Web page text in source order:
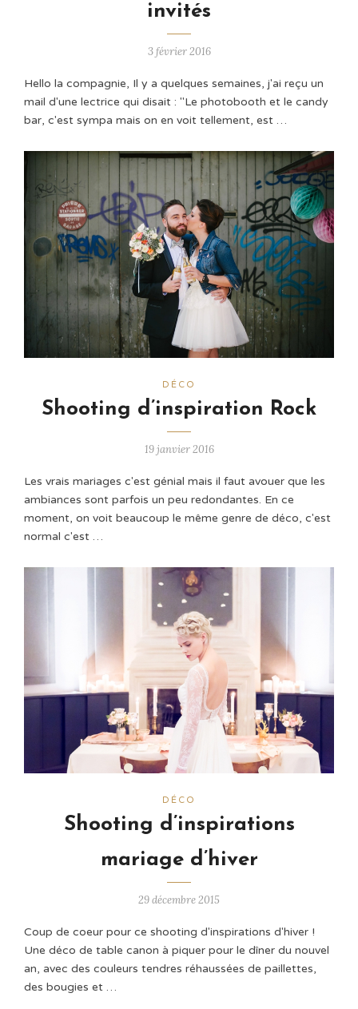
invités
3 février 2016
Hello la compagnie, Il y a quelques semaines, j'ai reçu un
mail d'une lectrice qui disait : "Le photobooth et le candy
bar, c'est sympa mais on en voit tellement, est …
DÉCO
Shooting d’inspiration Rock
19 janvier 2016
Les vrais mariages c'est génial mais il faut avouer que les
ambiances sont parfois un peu redondantes. En ce
moment, on voit beaucoup le même genre de déco, c'est
normal c'est …
DÉCO
Shooting d’inspirations
mariage d’hiver
29 décembre 2015
Coup de coeur pour ce shooting d'inspirations d'hiver !
Une déco de table canon à piquer pour le dîner du nouvel
an, avec des couleurs tendres réhaussées de paillettes,
des bougies et …